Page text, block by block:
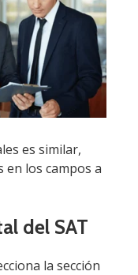
es similar,
en los campos a
del SAT
la sección